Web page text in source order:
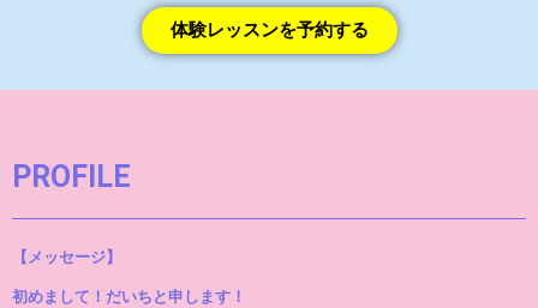
体験レッスンを予約する
PROFILE
【メッセージ】
初めまして！だいちと申します！